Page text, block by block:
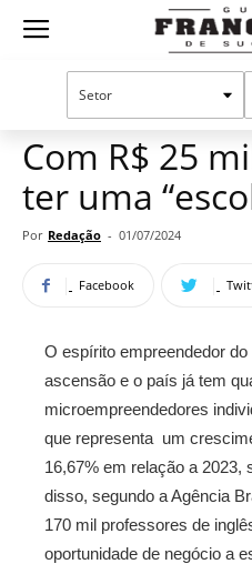
Guia
Mercado de franquias
Com R$ 25
ter uma
Por Redação - 01/07/2024
Facebook
O espírito empreendedor
ascensão e o país já tem
microempreendedores
que representa um
16,67% em relação a 2023,
disso, segundo a Agência
170 mil professores de
oportunidade de negócio a